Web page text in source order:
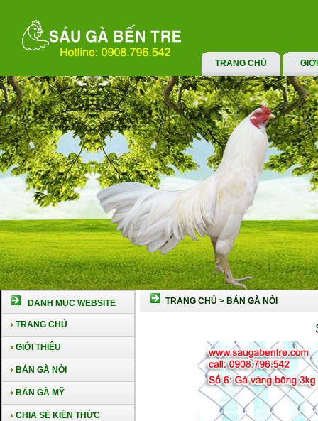
TRANG CHỦ
DANH MỤC WEBSITE
TRANG CHỦ
GIỚI THIỆU
BÁN GÀ NÒI
BÁN GÀ MỸ
CHIA SẺ KIẾN THỨC
TRANG CHỦ > BÁN GÀ NÒI